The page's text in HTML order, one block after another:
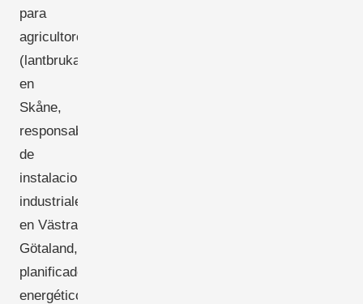
para
agricultores
(lantbrukare)
en
Skåne,
responsables
de
instalaciones
industriales
en Västra
Götaland,
planificadores
energéticos